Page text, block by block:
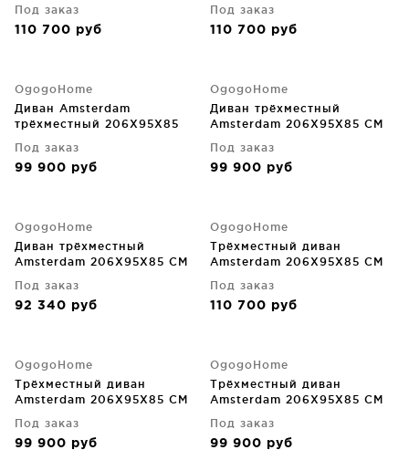
Под заказ
110 700 руб
Под заказ
110 700 руб
OgogoHome
Диван Amsterdam
трёхместный 206X95X85
Под заказ
99 900 руб
OgogoHome
Диван трёхместный
Amsterdam 206X95X85 CM
Под заказ
99 900 руб
OgogoHome
Диван трёхместный
Amsterdam 206X95X85 CM
Под заказ
92 340 руб
OgogoHome
Трёхместный диван
Amsterdam 206X95X85 CM
Под заказ
110 700 руб
OgogoHome
Трёхместный диван
Amsterdam 206X95X85 CM
Под заказ
99 900 руб
OgogoHome
Трёхместный диван
Amsterdam 206X95X85 CM
Под заказ
99 900 руб